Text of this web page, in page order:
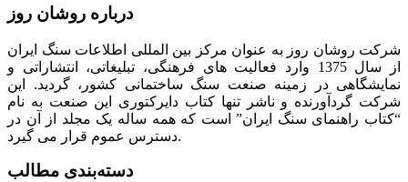
درباره روشان روز
شرکت روشان روز به عنوان مرکز بین المللی اطلاعات سنگ ایران
از سال 1375 وارد فعالیت های فرهنگی، تبلیغاتی، انتشاراتی و
نمایشگاهی در زمینه صنعت سنگ ساختمانی کشور، گردید. این
شرکت گردآورنده و ناشر تنها کتاب دایرکتوری این صنعت به نام
“کتاب راهنمای سنگ ایران” است که همه ساله یک مجلد از آن در
دسترس عموم قرار می گیرد.
دسته‌بندی مطالب